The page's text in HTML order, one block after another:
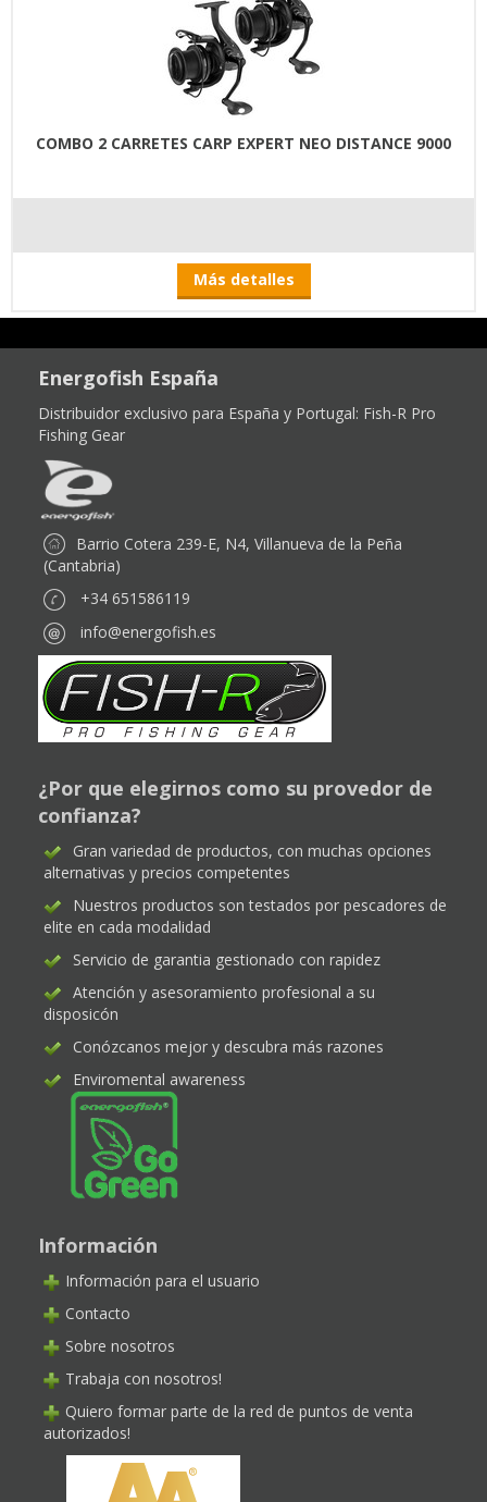
COMBO 2 CARRETES CARP EXPERT NEO DISTANCE 9000
Más detalles
Energofish España
Distribuidor exclusivo para España y Portugal: Fish-R Pro
Fishing Gear
Barrio Cotera 239-E, N4, Villanueva de la Peña
(Cantabria)
+34 651586119
info@energofish.es
¿Por que elegirnos como su provedor de
confianza?
Gran variedad de productos, con muchas opciones
alternativas y precios competentes
Nuestros productos son testados por pescadores de
elite en cada modalidad
Servicio de garantia gestionado con rapidez
Atención y asesoramiento profesional a su
disposicón
Conózcanos mejor y descubra más razones
Enviromental awareness
Información
Información para el usuario
Contacto
Sobre nosotros
Trabaja con nosotros!
Quiero formar parte de la red de puntos de venta
autorizados!